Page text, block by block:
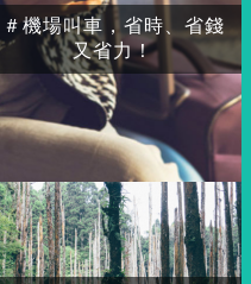
＃機場叫車，省時、省錢
又省力！